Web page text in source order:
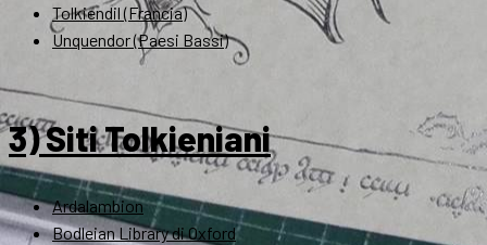
Tolkiendil (Francia)
Unquendor (Paesi Bassi)
3) Siti Tolkieniani
Ardalambion
Bodleian Library di Oxford